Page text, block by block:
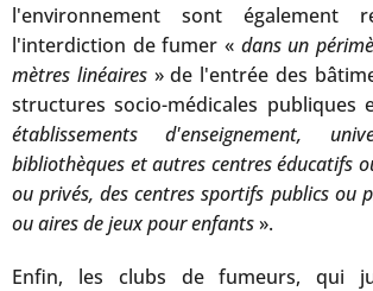
l'environnement sont également
l'interdiction de fumer « dans un
mètres linéaires» de l'entrée des
structures socio-médicales publiques
établissements d'enseignement,
bibliothèques et autres centres éducatifs
ou privés, des centres sportifs publics ou
ou aires de jeux pour enfants».
Enfin, les clubs de fumeurs, qui